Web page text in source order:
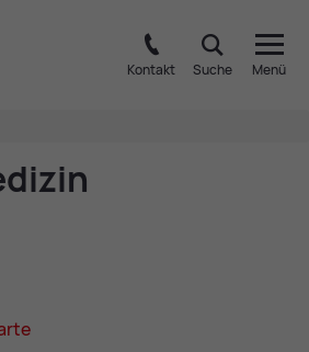
Kontakt Suche Menü